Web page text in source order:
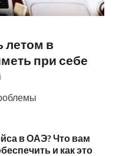
летом в
при себе
в ОАЭ? Что вам
и как это